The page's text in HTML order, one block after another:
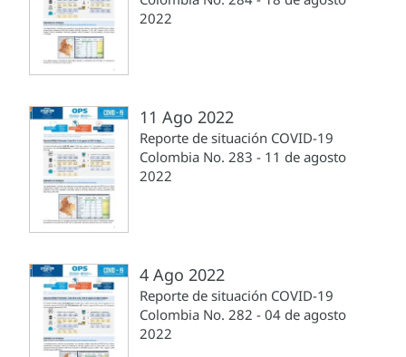
2022
11 Ago 2022
Reporte de situación COVID-19
Colombia No. 283 - 11 de agosto
2022
4 Ago 2022
Reporte de situación COVID-19
Colombia No. 282 - 04 de agosto
2022